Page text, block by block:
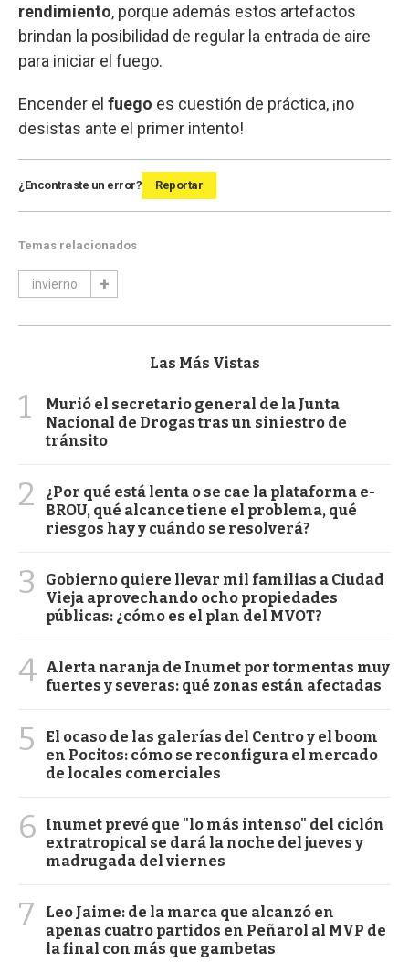
rendimiento, porque además estos artefactos
brindan la posibilidad de regular la entrada de aire
para iniciar el fuego.
Encender el fuego es cuestión de práctica, ¡no
desistas ante el primer intento!
¿Encontraste un error? Reportar
Temas relacionados
invierno
Las Más Vistas
1
Murió el secretario general de la Junta
Nacional de Drogas tras un siniestro de
tránsito
2
¿Por qué está lenta o se cae la plataforma e-
BROU, qué alcance tiene el problema, qué
riesgos hay y cuándo se resolverá?
3
Gobierno quiere llevar mil familias a Ciudad
Vieja aprovechando ocho propiedades
públicas: ¿cómo es el plan del MVOT?
4 Alerta naranja de Inumet por tormentas muy
fuertes y severas: qué zonas están afectadas
5
El ocaso de las galerías del Centro y el boom
en Pocitos: cómo se reconfigura el mercado
de locales comerciales
6
Inumet prevé que "lo más intenso" del ciclón
extratropical se dará la noche del jueves y
madrugada del viernes
7
Leo Jaime: de la marca que alcanzó en
apenas cuatro partidos en Peñarol al MVP de
la final con más que gambetas